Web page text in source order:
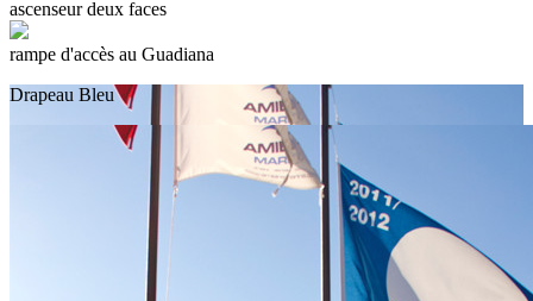
ascenseur deux faces
rampe d'accès au Guadiana
Drapeau Bleu